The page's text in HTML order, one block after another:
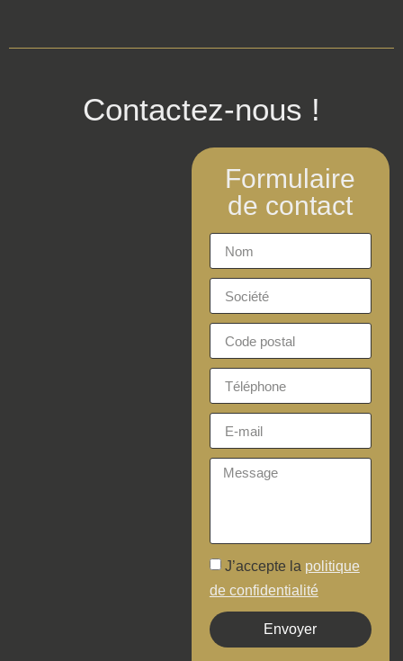
Contactez-nous !
Formulaire
de contact
J’accepte la politique
de confidentialité
Envoyer